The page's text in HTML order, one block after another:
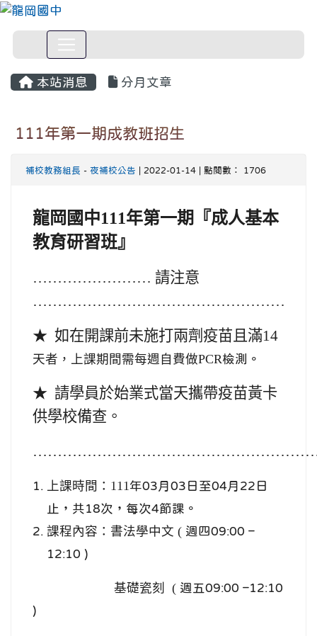
本站消息 分月文章
111年第一期成教班招生
補校教務組長 - 夜補校公告 | 2022-01-14 | 點閱數： 1706
龍岡國中111年第一期『成人基本
教育研習班』
…………………… 請注意
……………………………………………
★ 如在開課前未施打兩劑疫苗且滿14
天者，上課期間需每週自費做PCR檢測。
★ 請學員於始業式當天攜帶疫苗黃卡
供學校備查。
上課時間：111 年03月03日至04月22日
止，共18次，每次4節課。
課程內容：書法學中文 ( 週四09:00 –
12:10 )
基礎瓷刻 ( 週五09:00 –12:10
)